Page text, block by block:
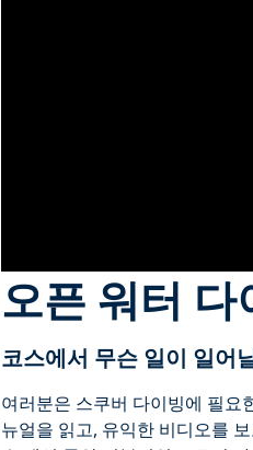
오픈 워터
코스에서 무슨 일이 일어
여러분은 스쿠버 다이빙에 필요
뉴얼을 읽고, 유익한 비디오를